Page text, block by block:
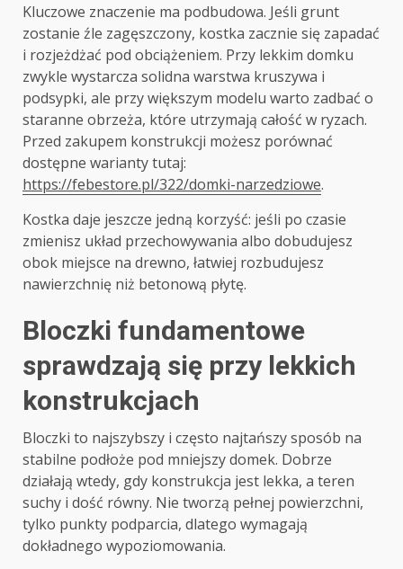
Kluczowe znaczenie ma podbudowa. Jeśli grunt
zostanie źle zagęszczony, kostka zacznie się zapadać
i rozjeżdżać pod obciążeniem. Przy lekkim domku
zwykle wystarcza solidna warstwa kruszywa i
podsypki, ale przy większym modelu warto zadbać o
staranne obrzeża, które utrzymają całość w ryzach.
Przed zakupem konstrukcji możesz porównać
dostępne warianty tutaj:
https://febestore.pl/322/domki-narzedziowe.
Kostka daje jeszcze jedną korzyść: jeśli po czasie
zmienisz układ przechowywania albo dobudujesz
obok miejsce na drewno, łatwiej rozbudujesz
nawierzchnię niż betonową płytę.
Bloczki fundamentowe
sprawdzają się przy lekkich
konstrukcjach
Bloczki to najszybszy i często najtańszy sposób na
stabilne podłoże pod mniejszy domek. Dobrze
działają wtedy, gdy konstrukcja jest lekka, a teren
suchy i dość równy. Nie tworzą pełnej powierzchni,
tylko punkty podparcia, dlatego wymagają
dokładnego wypoziomowania.